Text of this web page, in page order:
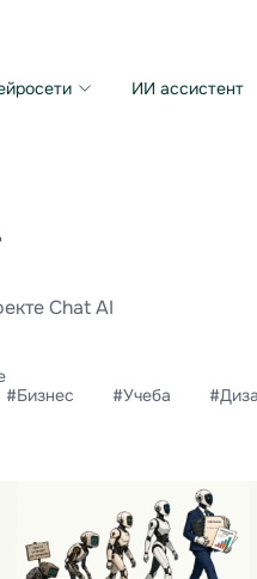
ИИ ассистент
Chat AI
#Бизнес #Учеба